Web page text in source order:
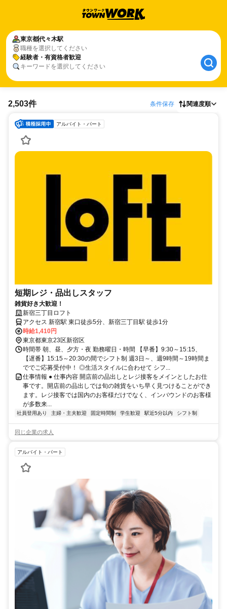
東京都代々木駅
職種を選択してください
経験者・有資格者歓迎
キーワードを選択してください
2,503件 条件保存 関連度順
アルバイト・パート
短期レジ・品出しスタッフ
雑貨好き大歓迎！
新宿三丁目ロフト
アクセス 新宿駅 東口徒歩5分、新宿三丁目駅 徒歩1分
時給1,410円
東京都東京23区新宿区
時間帯 朝、昼、夕方・夜 勤務曜日・時間 【早番】9:30～15:15、
【遅番】15:15～20:30の間でシフト制 週3日～、週9時間～19時間ま
ででご応募受付中！ ◎生活スタイルに合わせて シフ...
仕事情報 ● 仕事内容 開店前の品出しとレジ接客をメインとしたお仕
事です。開店前の品出しでは旬の雑貨をいち早く見つけることができ
ます。レジ接客では国内のお客様だけでなく、インバウンドのお客様
が多数来...
社員登用あり 主婦・主夫歓迎 固定時間制 学生歓迎 駅近5分以内 シフト制
同じ企業の求人
アルバイト・パート